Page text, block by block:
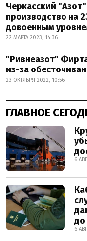
Черкасский
производство на
довоенным
22 МАРТА 2023, 14:36
"Ривнеазот"
из-за
23 ОКТЯБРЯ 2022, 10:56
ГЛАВНОЕ
6
до
6